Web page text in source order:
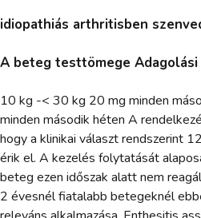
idiopathiás arthritisben
A beteg testtömege
10 kg -< 30 kg 20 mg minden
minden második héten A
hogy a klinikai választ rendszerint
érik el. A kezelés folytatását
beteg ezen időszak alatt nem
2 évesnél fiatalabb betegeknél